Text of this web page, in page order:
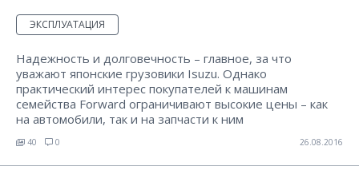
ЭКСПЛУАТАЦИЯ
Надежность и долговечность – главное, за что
уважают японские грузовики Isuzu. Однако
практический интерес покупателей к машинам
семейства Forward ограничивают высокие цены – как
на автомобили, так и на запчасти к ним
40 0 26.08.2016